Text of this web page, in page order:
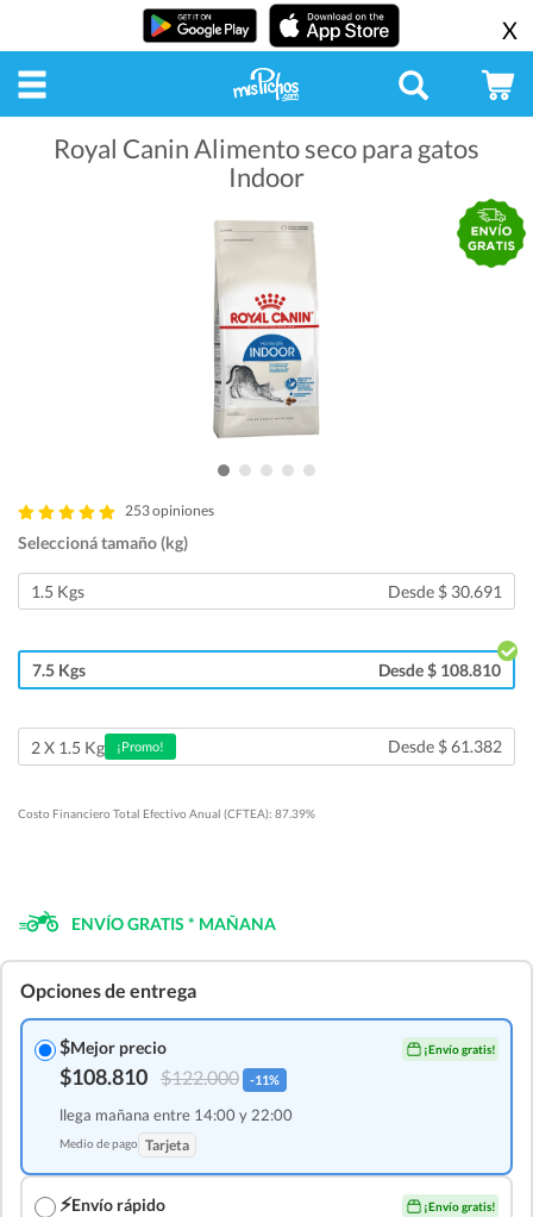
X
Royal Canin Alimento seco para gatos
Indoor
253 opiniones
Seleccioná tamaño (kg)
1.5 Kgs Desde $ 30.691
7.5 Kgs Desde $ 108.810
2 X 1.5 Kg ¡Promo! Desde $ 61.382
Costo Financiero Total Efectivo Anual (CFTEA): 87.39%
ENVÍO GRATIS * MAÑANA
Opciones de entrega
$Mejor precio ¡Envío gratis!
$108.810 $122.000 -11%
llega mañana entre 14:00 y 22:00
Medio de pago Tarjeta
⚡Envío rápido ¡Envío gratis!